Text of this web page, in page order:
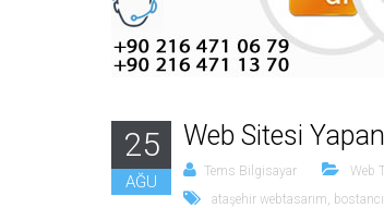
25
AĞU
Web Sitesi
Tems Bilgisayar Web
ataşehir webtasarım,